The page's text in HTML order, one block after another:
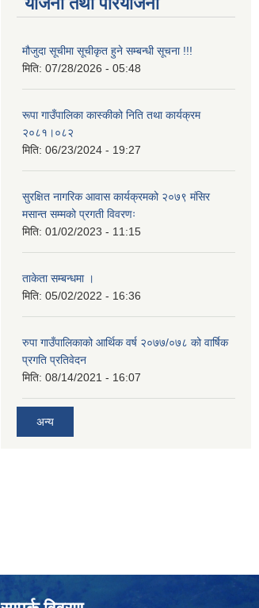
मौजुदा सूचीमा सूचीकृत हुने सम्बन्धी सूचना !!!
मिति: 07/28/2026 - 05:48
रूपा गाउँपालिका कास्कीको निति तथा कार्यक्रम
२०८१।०८२
मिति: 06/23/2024 - 19:27
सुरक्षित नागरिक आवास कार्यक्रमको २०७९ मंसिर
मसान्त सम्मको प्रगती विवरणः
मिति: 01/02/2023 - 11:15
ताकेता सम्बन्धमा ।
मिति: 05/02/2022 - 16:36
रुपा गाउँपालिकाको आर्थिक वर्ष २०७७/०७८ को वार्षिक
प्रगति प्रतिवेदन
मिति: 08/14/2021 - 16:07
अन्य